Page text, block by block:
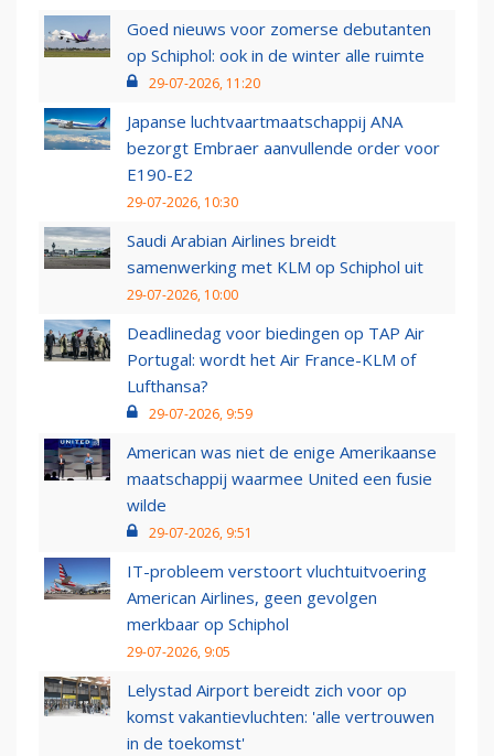
Goed nieuws voor zomerse debutanten
op Schiphol: ook in de winter alle ruimte
29-07-2026, 11:20
Japanse luchtvaartmaatschappij ANA
bezorgt Embraer aanvullende order voor
E190-E2
29-07-2026, 10:30
Saudi Arabian Airlines breidt
samenwerking met KLM op Schiphol uit
29-07-2026, 10:00
Deadlinedag voor biedingen op TAP Air
Portugal: wordt het Air France-KLM of
Lufthansa?
29-07-2026, 9:59
American was niet de enige Amerikaanse
maatschappij waarmee United een fusie
wilde
29-07-2026, 9:51
IT-probleem verstoort vluchtuitvoering
American Airlines, geen gevolgen
merkbaar op Schiphol
29-07-2026, 9:05
Lelystad Airport bereidt zich voor op
komst vakantievluchten: 'alle vertrouwen
in de toekomst'